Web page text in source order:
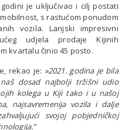
je uključivao i cilj postati
s rastućom ponudom
vozila. Lanjski impresivni
udjela prodaje Kijinih
kvartalu činio 45 posto.
rekao je: »2021. godina je bila
dosad najbolji tržišni udio
kolega u Kiji tako i u našoj
najsavremenija vozila i dalje
svojoj pobjedničkoj